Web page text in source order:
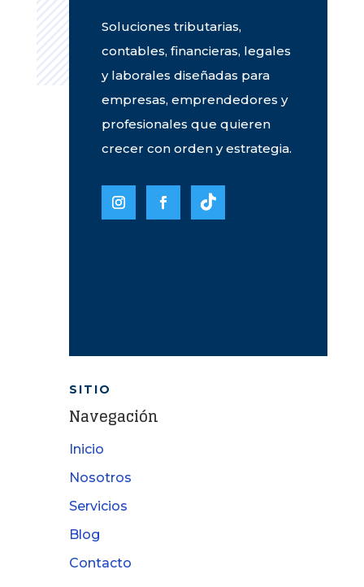
Soluciones tributarias,
contables, financieras, legales
y laborales diseñadas para
empresas, emprendedores y
profesionales que quieren
crecer con orden y estrategia.
SITIO
Navegación
Inicio
Nosotros
Servicios
Blog
Contacto